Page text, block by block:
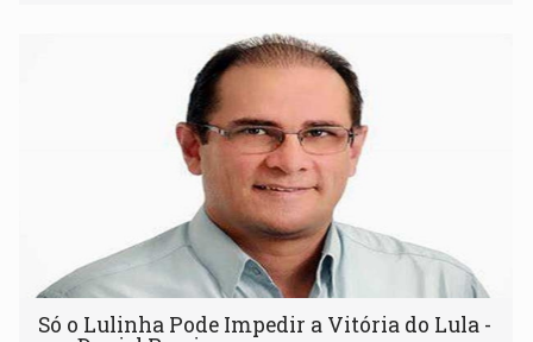
Só o Lulinha Pode Impedir a Vitória do Lula -